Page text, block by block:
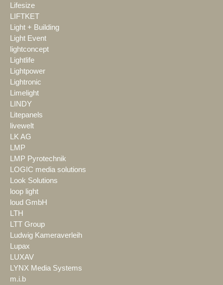
Lifesize
LIFTKET
Light + Building
Light Event
lightconcept
Lightlife
Lightpower
Lightronic
Limelight
LINDY
Litepanels
livewelt
LK AG
LMP
LMP Pyrotechnik
LOGIC media solutions
Look Solutions
loop light
loud GmbH
LTH
LTT Group
Ludwig Kameraverleih
Lupax
LUXAV
LYNX Media Systems
m.i.b